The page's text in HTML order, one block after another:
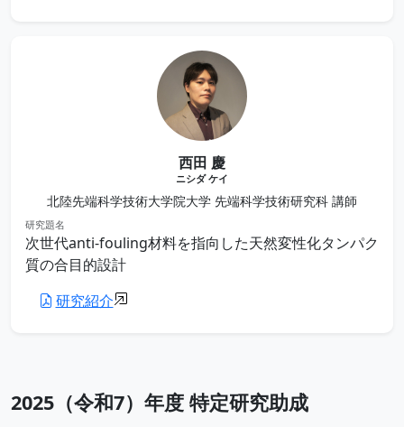
西田 慶
ニシダ ケイ
北陸先端科学技術大学院大学 先端科学技術研究科 講師
研究題名
次世代anti-fouling材料を指向した天然変性化タンパク
質の合目的設計
研究紹介
2025（令和7）年度 特定研究助成